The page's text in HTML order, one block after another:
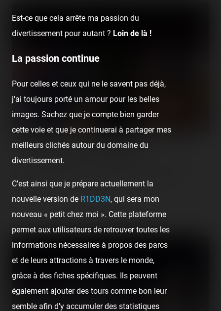
Antibes Land — 31 juillet 2020
[SRLP 17/24] Antibes Land est certainement le plus beau des
France. Avec…
Retrouvez la visite suivante :
Est-ce que cela arrête ma passion du
divertissement pour autant ? Loin de là !
La passion continue
Pour celles et ceux qui ne le savent pas déjà,
j'ai toujours porté un amour pour les belles
images. Sachez que je compte bien garder
cette voie et que je continuerai à partager mes
meilleurs clichés autour du domaine du
divertissement.
C'est ainsi que je prépare actuellement la
nouvelle version de R1DD3N, qui sera mon
nouveau « petit chez moi ». Cette plateforme
permet aux utilisateurs de retrouver toutes les
informations nécessaires à propos des parcs
et de leurs attractions à travers le monde,
grâce à des fiches spécifiques. Ils peuvent
également ajouter des tours comme bon leur
semble afin d'y accumuler des statistiques